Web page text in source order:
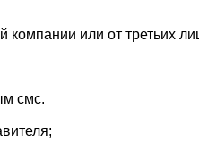
или от третьих
смс.